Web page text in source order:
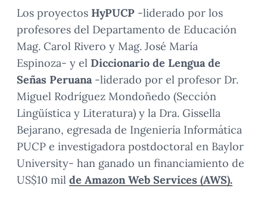
Los proyectos HyPUCP -liderado por los
profesores del Departamento de Educación
Mag. Carol Rivero y Mag. José María
Espinoza- y el Diccionario de Lengua de
Señas Peruana-liderado por el profesor Dr.
Miguel Rodríguez Mondoñedo (Sección
Lingüística y Literatura) y la Dra. Gissella
Bejarano, egresada de Ingeniería Informática
PUCP e investigadora postdoctoral en Baylor
University- han ganado un financiamiento de
US$10 mil de Amazon Web Services (AWS).